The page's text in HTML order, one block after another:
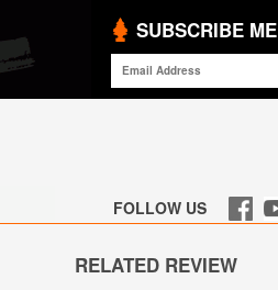
SUBSCRIBE ME
FOLLOW US
RELATED REVIEW